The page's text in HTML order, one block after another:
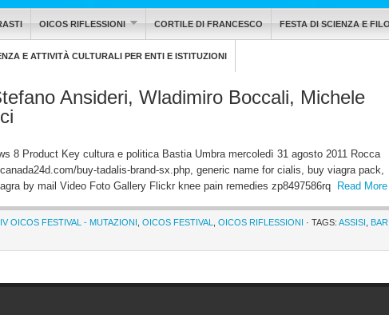
OICOS RIFLESSIONI CORTILE DI FRANCESCO FESTA DI SCIENZA E
E ATTIVITÀ CULTURALI PER ENTI E ISTITUZIONI
Ansideri, Wladimiro Boccali, Michele
8 Product Key cultura e politica Bastia Umbra mercoledì 31 agosto 2011 Rocca
buy-tadalis-brand-sx.php, generic name for cialis, buy viagra pack,
by mail Video Foto Gallery Flickr knee pain remedies zp8497586rq
Read More
IV OICOS FESTIVAL - MUTAZIONI OICOS FESTIVAL OICOS RIFLESSIONI · TAGS: ASSISI BARI